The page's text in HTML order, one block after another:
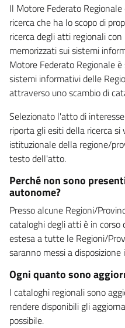
Il Motore Federato
ricerca che ha lo scopo di
ricerca degli atti regionali
memorizzati sui sistemi
Motore Federato Regionale
sistemi informativi delle
attraverso uno scambio di
Selezionato l'atto di
riporta gli esiti della ricerca
istituzionale della regione/
testo dell'atto.
Perché non sono
autonome?
Presso alcune Regioni/
cataloghi degli atti è in corso
estesa a tutte le Regioni/
saranno messi a
Ogni quanto sono
I cataloghi regionali sono
rendere disponibili gli
possibile.